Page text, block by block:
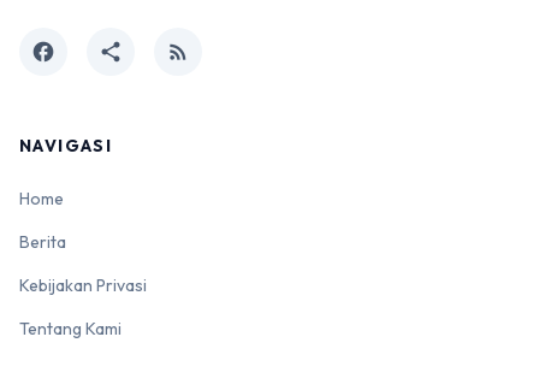
facebook share rss_feed
NAVIGASI
Home
Berita
Kebijakan Privasi
Tentang Kami